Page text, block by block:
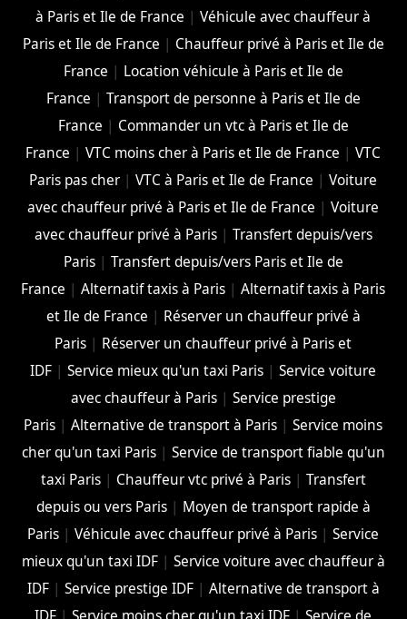
à Paris et Ile de France |Véhicule avec chauffeur à
Paris et Ile de France | Chauffeur privé à Paris et Ile de
France | Location véhicule à Paris et Ile de
France | Transport de personne à Paris et Ile de
France | Commander un vtc à Paris et Ile de
France |VTC moins cher à Paris et Ile de France |VTC
Paris pas cher |VTC à Paris et Ile de France |Voiture
avec chauffeur privé à Paris et Ile de France |Voiture
avec chauffeur privé à Paris| Transfert depuis/vers
Paris| Transfert depuis/vers Paris et Ile de
France |Alternatif taxis à Paris |Alternatif taxis à Paris
et Ile de France | Réserver un chauffeur privé à
Paris | Réserver un chauffeur privé à Paris et
IDF |Service mieux qu'un taxi Paris |Service voiture
avec chauffeur à Paris| Service prestige
Paris |Alternative de transport à Paris |Service moins
cher qu'un taxi Paris| Service de transport fiable qu'un
taxi Paris| Chauffeur vtc privé à Paris| Transfert
depuis ou vers Paris| Moyen de transport rapide à
Paris |Véhicule avec chauffeur privé à Paris |Service
mieux qu'un taxi IDF| Service voiture avec chauffeur à
IDF| Service prestige IDF| Alternative de transport à